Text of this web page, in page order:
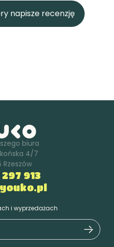
napisze recenzję
biura
4/7
Rzeszów
297 913
i wyprzedażach